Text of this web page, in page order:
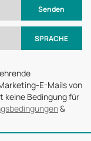
Senden
SPRACHE
E-Mails von
keine Bedingung für
&